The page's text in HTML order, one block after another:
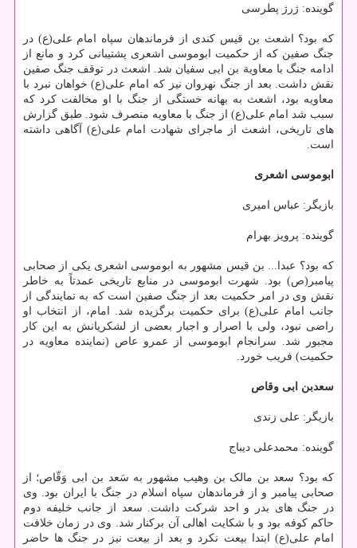
گوینده: ژرژ پطرسی
که بود؟ اشعث بن قیس کندی از فرماندهان سپاه امام علی(ع) در
جنگ صفین که از حکمیت ابوموسی اشعری پشتیبانی کرد و مانع از
ادامه جنگ با معاویة بن ابی سفیان شد. اشعث در توقف جنگ صفین
نقش داشت. بعد از جنگ نهروان نیز که امام علی(ع) خواهان نبرد با
معاویه بود، اشعث به بهانه خستگی از جنگ با او مخالفت کرد که
سبب شد امام علی(ع) از جنگ با معاویه منصرف شود. طبق گزارش
های تاریخی، اشعث از ماجرای شهادت امام علی(ع) آگاهی داشته
است.
ابوموسی اشعری
بازیگر: عباس امیری
گوینده: پرویز بهرام
که بود؟ عبدا... بن قیس مشهور به ابوموسی اشعری یکی از صحابی
پیامبر(ص) بود. شهرت ابوموسی در منابع تاریخی عمدتاً به خاطر
نقش وی در امر حکمیت بعد از جنگ صفین است که به نمایندگی از
جانب امام علی(ع) برای حکمیت برگزیده شد. امام، از انتخاب او
راضی نبود، ولی با اصرار و اجبار بعضی از لشکریانش به این کار
مجبور شد. سرانجام ابوموسی از عمرو عاص (نماینده معاویه در
حکمیت) فریب خورد.
سعدبن ابی وقاص
بازیگر: علی زندی
گوینده: محمدعلی دیباج
که بود؟ سعد بن مالک بن وهیب مشهور به سَعد بن ابی وَقّاص؛ از
صحابی پیامبر و از فرماندهان سپاه اسلام در جنگ با ایران بود. وی
در جنگ های بدر و احد شرکت داشت. سعد از جانب خلیفه دوم
حاکم کوفه بود و با شکایت اهالی آن برکنار شد. وی در زمان خلافت
امام علی(ع) ابتدا بیعت نکرد و بعد از بیعت نیز در جنگ ها حاضر